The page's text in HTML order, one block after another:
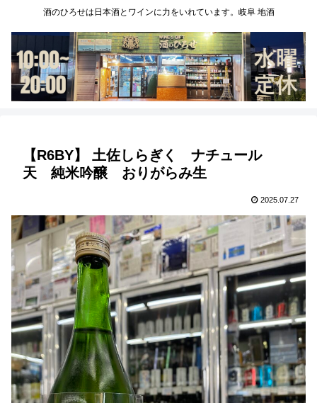
酒のひろせは日本酒とワインに力をいれています。岐阜 地酒
【R6BY】 土佐しらぎく ナチュール
天 純米吟醸 おりがらみ生
2025.07.27